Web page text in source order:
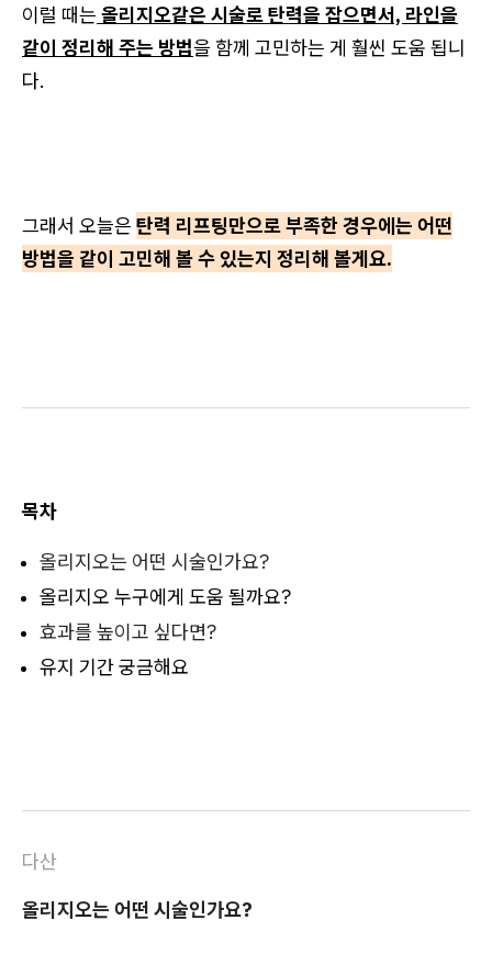
이럴 때는 올리지오같은 시술로 탄력을 잡으면서, 라인을
같이 정리해 주는 방법을 함께 고민하는 게 훨씬 도움 됩니
다.
그래서 오늘은 탄력 리프팅만으로 부족한 경우에는 어떤
방법을 같이 고민해 볼 수 있는지 정리해 볼게요.
목차
올리지오는 어떤 시술인가요?
올리지오 누구에게 도움 될까요?
효과를 높이고 싶다면?
유지 기간 궁금해요
다산
올리지오는 어떤 시술인가요?